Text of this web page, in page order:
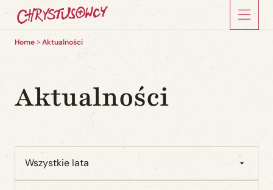
Home Aktualności
Aktualności
Wszystkie lata